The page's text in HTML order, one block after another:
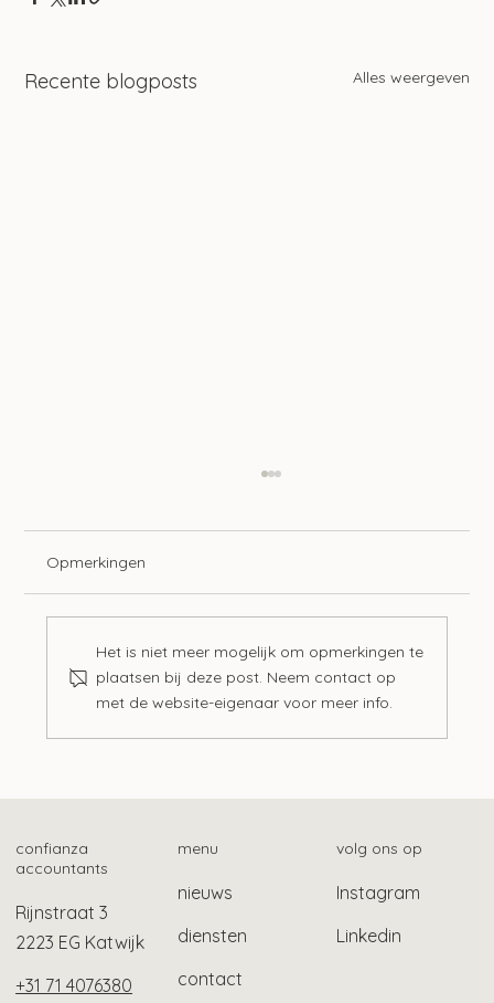
Recente blogposts Alles weergeven
Opmerkingen
Het is niet meer mogelijk om opmerkingen te
plaatsen bij deze post. Neem contact op
met de website-eigenaar voor meer info.
confianza
accountants
Rijnstraat 3
2223 EG Katwijk
+31 71 4076380
menu
nieuws
diensten
contact
volg ons op
Instagram
Linkedin